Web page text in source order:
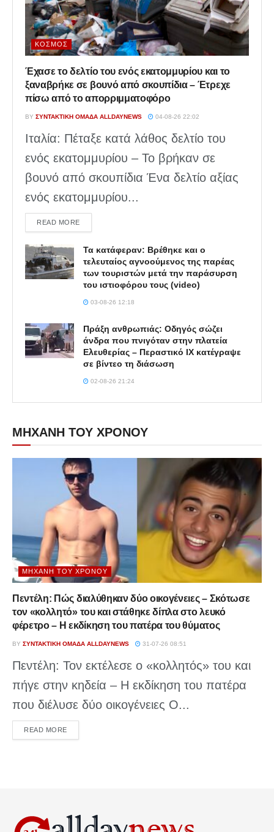
ΚΌΣΜΟΣ
Έχασε το δελτίο του ενός εκατομμυρίου και το
ξαναβρήκε σε βουνό από σκουπίδια – Έτρεχε
πίσω από το απορριμματοφόρο
BY ΣΥΝΤΑΚΤΙΚΉ ΟΜΆΔΑ ALLDAYNEWS 04-08-26 22:02
Ιταλία: Πέταξε κατά λάθος δελτίο του
ενός εκατομμυρίου – Το βρήκαν σε
βουνό από σκουπίδια Ένα δελτίο αξίας
ενός εκατομμυρίου...
READ MOREDETAILS
Τα κατάφεραν: Βρέθηκε και ο
τελευταίος αγνοούμενος της παρέας
των τουριστών μετά την παράσυρση
του ιστιοφόρου τους (video)
03-08-26 12:18
Πράξη ανθρωπιάς: Οδηγός σώζει
άνδρα που πνιγόταν στην πλατεία
Ελευθερίας – Περαστικό ΙΧ κατέγραψε
σε βίντεο τη διάσωση
02-08-26 21:24
ΜΗΧΑΝΗ ΤΟΥ ΧΡΟΝΟΥ
ΜΗΧΑΝΉ ΤΟΥ ΧΡΌΝΟΥ
Πεντέλη: Πώς διαλύθηκαν δύο οικογένειες – Σκότωσε
τον «κολλητό» του και στάθηκε δίπλα στο λευκό
φέρετρο – Η εκδίκηση του πατέρα του θύματος
BY ΣΥΝΤΑΚΤΙΚΉ ΟΜΆΔΑ ALLDAYNEWS 31-07-26 08:51
Πεντέλη: Τον εκτέλεσε ο «κολλητός» του και
πήγε στην κηδεία – Η εκδίκηση του πατέρα
που διέλυσε δύο οικογένειες Ο...
READ MOREDETAILS